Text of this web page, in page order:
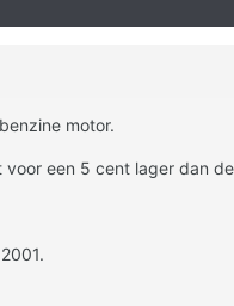
motor.
een 5 cent lager dan